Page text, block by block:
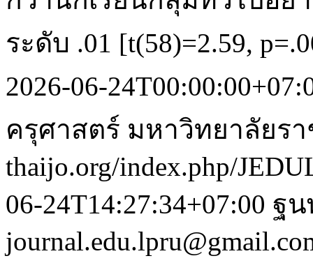
ระดับ .01 [t(58)=2.59,
2026-06-
ครุศาสตร์ มหาวิทยาลัยร
thaijo.org/index.php/
06-24T14:27:34+07:00 ฐน